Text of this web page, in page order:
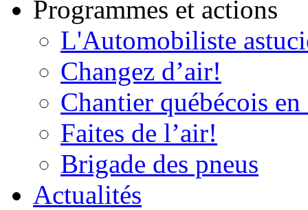
Programmes et actions
L'Automobiliste
Changez d’air!
Chantier québécois
Faites de l’air!
Brigade des pneus
Actualités